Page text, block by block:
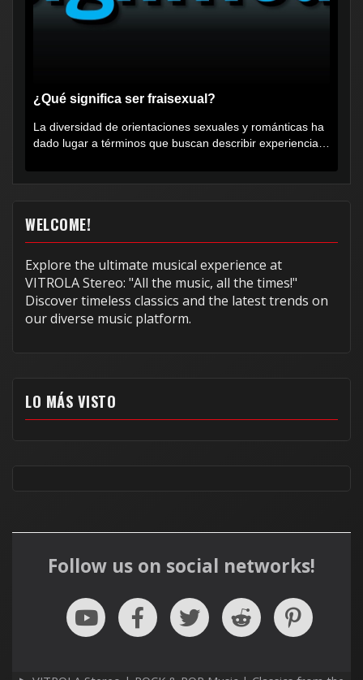
¿Qué significa ser fraisexual?
La diversidad de orientaciones sexuales y románticas ha
dado lugar a términos que buscan describir experiencias
WELCOME!
Explore the ultimate musical experience at
VITROLA Stereo: "All the music, all the times!"
Discover timeless classics and the latest trends on
our diverse music platform.
LO MÁS VISTO
Follow us on social networks!